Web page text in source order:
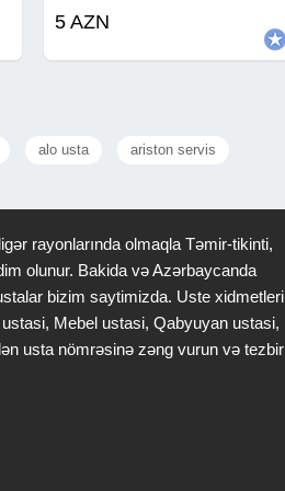
üstü və hasarların dam örtükləri tam
5 AZN
alo usta ariston servis
rayonlarında olmaqla Təmir-tikinti,
olunur. Bakida və Azərbaycanda
bizim saytimizda. Uste xidmetleri
Mebel ustasi, Qabyuyan ustasi,
usta nömrəsinə zəng vurun və tezbir